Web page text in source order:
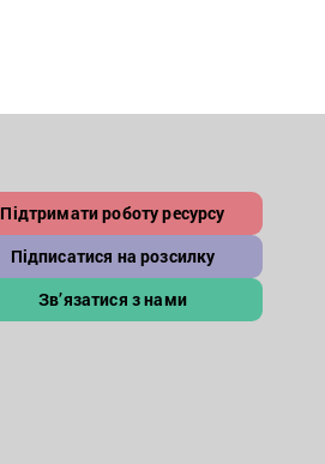
Підтримати роботу ресурсу
Підписатися на розсилку
Зв’язатися з нами